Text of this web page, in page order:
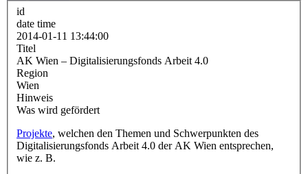
id
date time
2014-01-11 13:44:00
Titel
AK Wien – Digitalisierungsfonds Arbeit 4.0
Region
Wien
Hinweis
Was wird gefördert
Projekte, welchen den Themen und Schwerpunkten des
Digitalisierungsfonds Arbeit 4.0 der AK Wien entsprechen,
wie z. B.